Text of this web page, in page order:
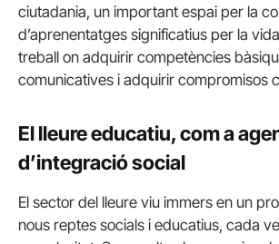
ciutadania, un important espai per la
d’aprenentatges significatius per la
treball on adquirir competències
comunicatives i adquirir compromisos
El lleure educatiu, com a
d’integració social
El sector del lleure viu immers en un
nous reptes socials i educatius, cada